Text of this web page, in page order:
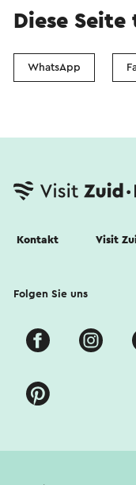
Diese Seite
WhatsApp
Kontakt Visit
Folgen Sie uns